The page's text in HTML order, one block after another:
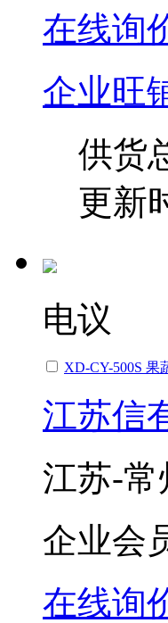
在线询
企业旺
供货
更新
电议
XD-CY-500S 果
江苏信
江苏-常
企业会
在线询